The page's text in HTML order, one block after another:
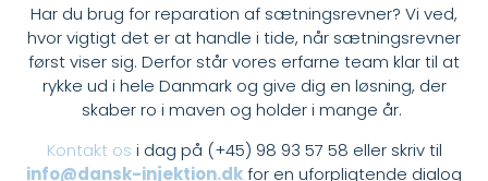
Har du brug for reparation af sætningsrevner? Vi ved,
hvor vigtigt det er at handle i tide, når sætningsrevner
først viser sig. Derfor står vores erfarne team klar til at
rykke ud i hele Danmark og give dig en løsning, der
skaber ro i maven og holder i mange år.
Kontakt os i dag på (+45) 98 93 57 58 eller skriv til
info@dansk-injektion.dkfor en uforpligtende dialog